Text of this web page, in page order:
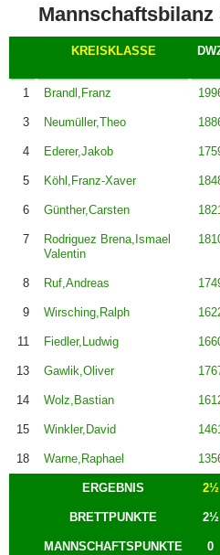
KREISKLASSE
1 Brandl,Franz
3 Neumüller,Theo
4 Ederer,Jakob
5 Köhl,Franz-Xaver
6 Günther,Carsten 1821
7
Rodriguez Brena,Ismael
Valentin
8 Ruf,Andreas
9 Wirsching,Ralph
11 Fiedler,Ludwig
13 Gawlik,Oliver
14 Wolz,Bastian
15 Winkler,David 1461
18 Warne,Raphael
ERGEBNIS 2½
BRETTPUNKTE 2½
MANNSCHAFTSPUNKTE 0